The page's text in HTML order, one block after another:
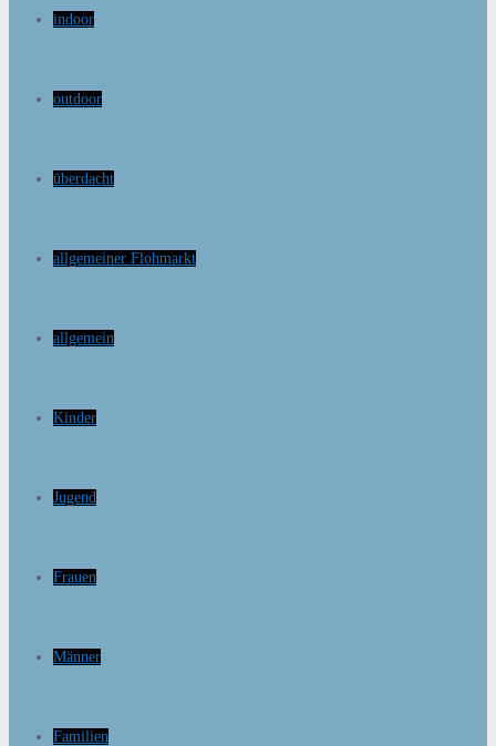
indoor
outdoor
überdacht
allgemeiner Flohmarkt
allgemein
Kinder
Jugend
Frauen
Männer
Familien